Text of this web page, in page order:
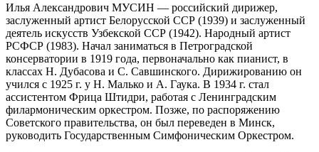
Илья Александрович МУСИН — российский дирижер,
заслуженный артист Белорусской ССР (1939) и заслуженный
деятель искусств Узбекской ССР (1942). Народный артист
РСФСР (1983). Начал заниматься в Петроградской
консерватории в 1919 года, первоначально как пианист, в
классах Н. Дубасова и С. Савшинского. Дирижированию он
учился с 1925 г. у Н. Малько и А. Гаука. В 1934 г. стал
ассистентом Фрица Штидри, работая с Ленинградским
филармоническим оркестром. Позже, по распоряжению
Советского правительства, он был переведен в Минск,
руководить Государственным Симфоническим Оркестром.